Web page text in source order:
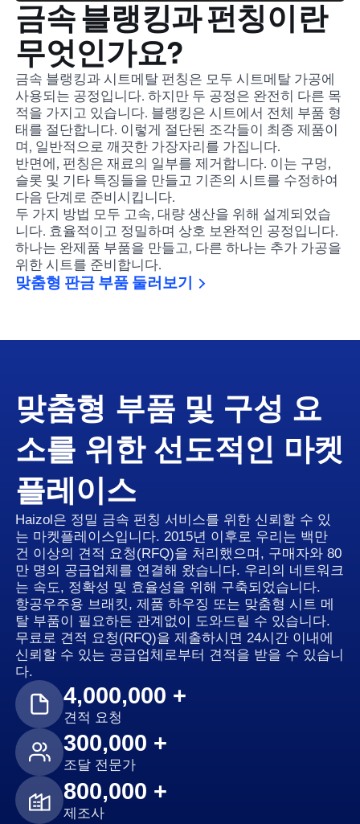
금속 블랭킹과 펀칭이란
무엇인가요?
금속 블랭킹과 시트메탈 펀칭은 모두 시트메탈 가공에
사용되는 공정입니다. 하지만 두 공정은 완전히 다른 목
적을 가지고 있습니다. 블랭킹은 시트에서 전체 부품 형
태를 절단합니다. 이렇게 절단된 조각들이 최종 제품이
며, 일반적으로 깨끗한 가장자리를 가집니다.
반면에, 펀칭은 재료의 일부를 제거합니다. 이는 구멍,
슬롯 및 기타 특징들을 만들고 기존의 시트를 수정하여
다음 단계로 준비시킵니다.
두 가지 방법 모두 고속, 대량 생산을 위해 설계되었습
니다. 효율적이고 정밀하며 상호 보완적인 공정입니다.
하나는 완제품 부품을 만들고, 다른 하나는 추가 가공을
위한 시트를 준비합니다.
맞춤형 판금 부품 둘러보기
맞춤형 부품 및 구성 요
소를 위한 선도적인 마켓
플레이스
Haizol은 정밀 금속 펀칭 서비스를 위한 신뢰할 수 있
는 마켓플레이스입니다. 2015년 이후로 우리는 백만
건 이상의 견적 요청(RFQ)을 처리했으며, 구매자와 80
만 명의 공급업체를 연결해 왔습니다. 우리의 네트워크
는 속도, 정확성 및 효율성을 위해 구축되었습니다.
항공우주용 브래킷, 제품 하우징 또는 맞춤형 시트 메
탈 부품이 필요하든 관계없이 도와드릴 수 있습니다.
무료로 견적 요청(RFQ)을 제출하시면 24시간 이내에
신뢰할 수 있는 공급업체로부터 견적을 받을 수 있습니
다.
4,000,000 +
견적 요청
300,000 +
조달 전문가
800,000 +
제조사